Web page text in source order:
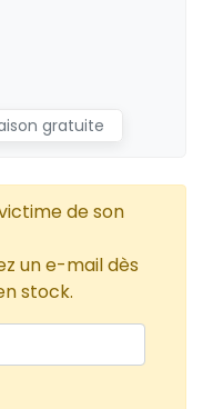
gratuite
de son
un e-mail dès
stock.